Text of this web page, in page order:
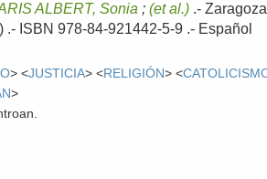
ALBERT, Sonia ;(et al.) .-
.- ISBN 978-84-921442-5-9 .- Español
> <JUSTICIA> <RELIGIÓN> <
>